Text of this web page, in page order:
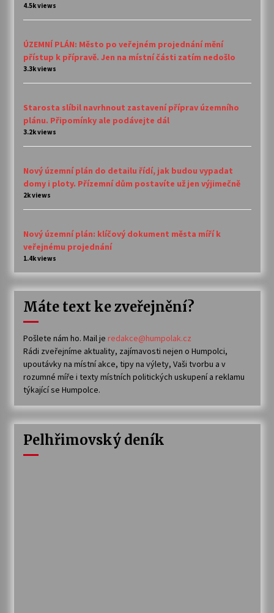
4.5k views
ÚZEMNÍ PLÁN: Město po veřejném projednání mění
přístup k přípravě. Jen na místní části zatím nedošlo
3.3k views
Starosta slíbil navrhnout zastavení příprav územního
plánu. Připomínky ale podávejte dál
3.2k views
Nový územní plán do detailu řídí, jak budou vypadat
domy i ploty. Přízemní dům postavíte už jen výjimečně
2k views
Nový územní plán: klíčový dokument města míří k
veřejnému projednání
1.4k views
Máte text ke zveřejnění?
Pošlete nám ho. Mail je redakce@humpolak.cz
Rádi zveřejníme aktuality, zajímavosti nejen o Humpolci,
upoutávky na místní akce, tipy na výlety, Vaši tvorbu a v
rozumné míře i texty místních politických uskupení a reklamu
týkající se Humpolce.
Pelhřimovský deník